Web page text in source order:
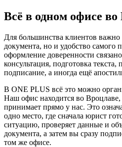
Всё в одном офисе во
Для большинства клиентов важно
документа, но и удобство самого
оформление доверенности
консультация, подготовка текста,
подписание, а иногда ещё
В ONE PLUS всё это можно
Наш офис находится во
принимает прямо у нас. Это
одно место, где сначала юрист
ситуацию, проверяет данные и
документа, а затем вы сразу
том же офисе.